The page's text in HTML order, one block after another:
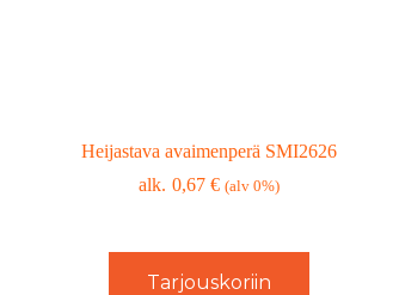
Heijastava avaimenperä SMI2626
0,67 € (alv 0%)
Tarjouskoriin